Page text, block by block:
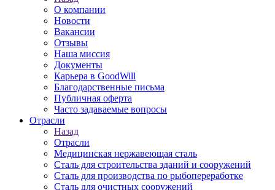
О компании
Новости
Вакансии
Отзывы
Наша миссия
Документы
Карьера в GoodWill
Благодарственные письма
Публичная оферта
Часто задаваемые вопросы
Отрасли
Назад
Отрасли
Медицинcкая нержавеющая сталь
Сталь для строительства зданий и сооружений
Сталь для производства по рыбопереработке
Сталь для очистных сооружений